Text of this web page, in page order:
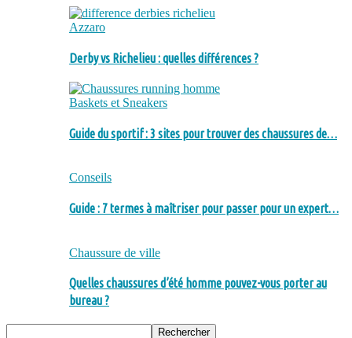
Azzaro
Derby vs Richelieu : quelles différences ?
Baskets et Sneakers
Guide du sportif : 3 sites pour trouver des chaussures de…
Conseils
Guide : 7 termes à maîtriser pour passer pour un expert…
Chaussure de ville
Quelles chaussures d’été homme pouvez-vous porter au
bureau ?